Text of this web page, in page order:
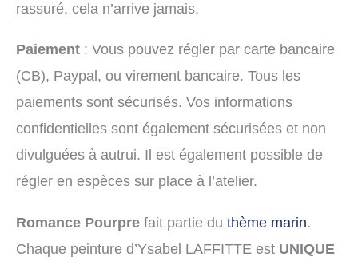
rassuré, cela n’arrive jamais.
Paiement : Vous pouvez régler par carte bancaire
(CB), Paypal, ou virement bancaire. Tous les
paiements sont sécurisés. Vos informations
confidentielles sont également sécurisées et non
divulguées à autrui. Il est également possible de
régler en espèces sur place à l’atelier.
Romance Pourpre fait partie du thème marin.
Chaque peinture d’Ysabel LAFFITTE est UNIQUE